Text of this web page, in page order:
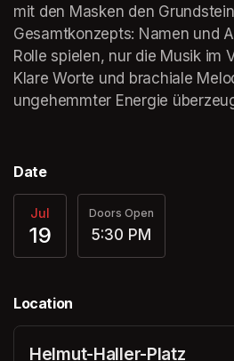
mit den Masken den
Gesamtkonzepts: Namen und
Rolle spielen, nur die Musik im
Klare Worte und brachiale
ungehemmter Energie
Date
Jul
19
Doors Open
5:30 PM
Location
Helmut-Haller-Platz